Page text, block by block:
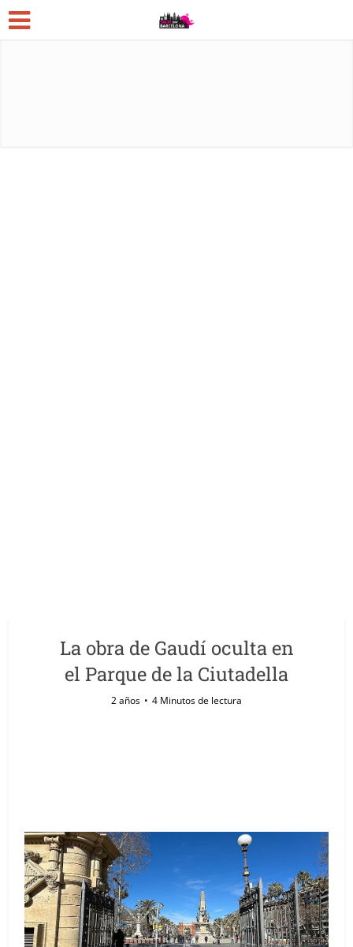
La obra de Gaudí oculta en
el Parque de la Ciutadella
2 años 4 Minutos de lectura